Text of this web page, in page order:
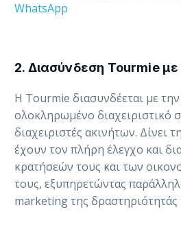
WhatsApp
2. Διασύνδεση Tourmie
Η Tourmie διασυνδέεται με την
ολοκληρωμένο διαχειριστικό
διαχειριστές ακινήτων. Δίνει
έχουν τον πλήρη έλεγχο και
κρατήσεών τους και των
τους, εξυπηρετώντας
marketing της δραστηριότητάς